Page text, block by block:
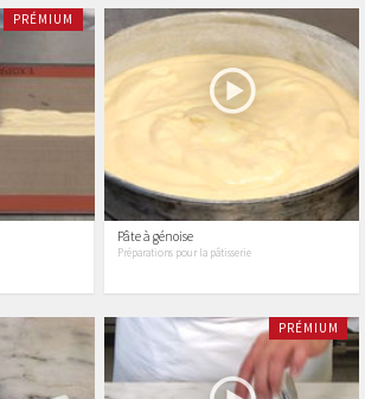
PRÉMIUM
Pâte à génoise
Préparations pour la pâtisserie
PRÉMIUM